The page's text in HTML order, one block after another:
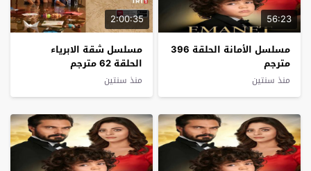
56:23
مسلسل الأمانة الحلقة 396
مترجم
منذ سنتين
2:00:35
مسلسل شقة الابرياء
الحلقة 62 مترجم
منذ سنتين